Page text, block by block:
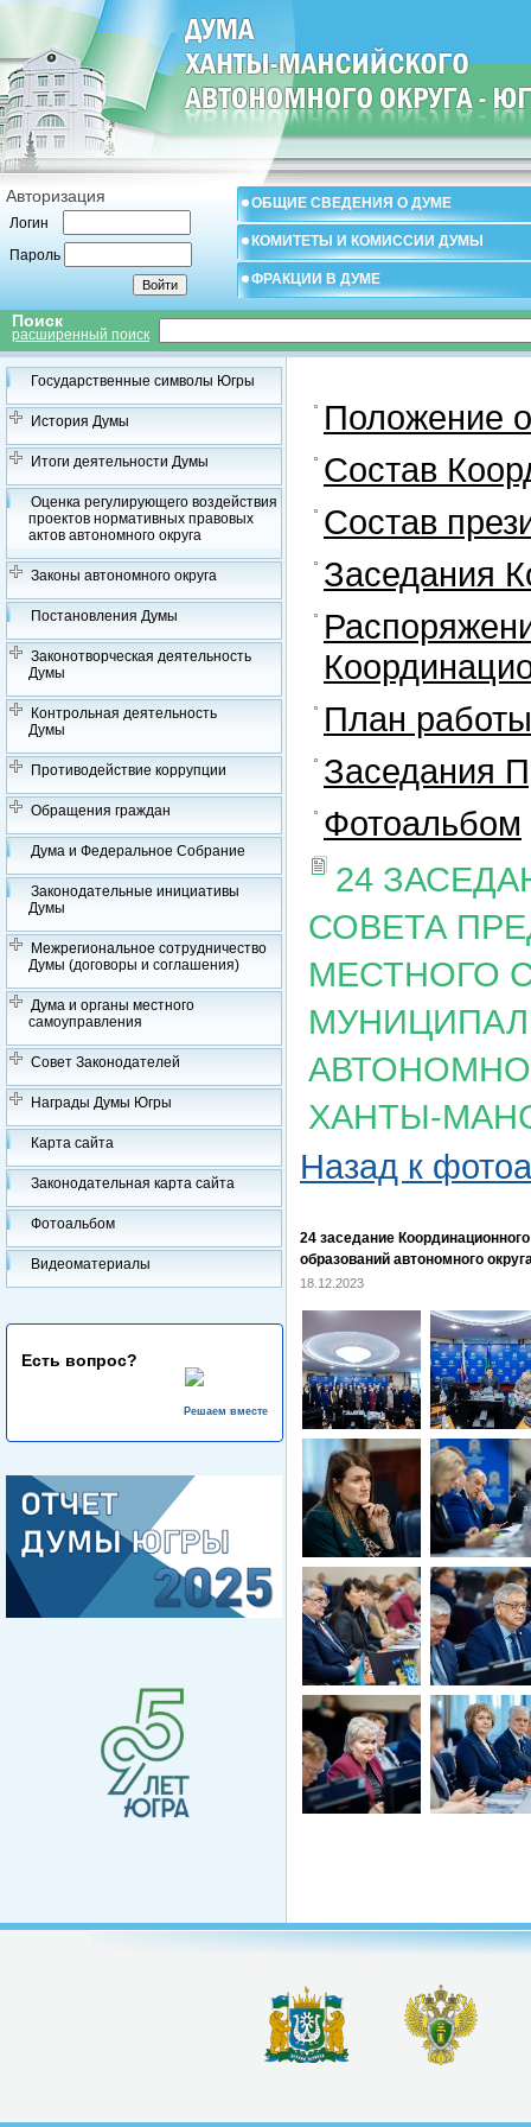
Авторизация
Логин
Пароль
ОБЩИЕ СВЕДЕНИЯ О ДУМЕ
КОМИТЕТЫ И КОМИССИИ ДУМЫ
ФРАКЦИИ В ДУМЕ
Поиск
расширенный поиск
Государственные символы Югры
История Думы
Итоги деятельности Думы
Оценка регулирующего воздействия
проектов нормативных правовых
актов автономного округа
Законы автономного округа
Постановления Думы
Законотворческая деятельность
Думы
Контрольная деятельность
Думы
Противодействие коррупции
Обращения граждан
Дума и Федеральное Собрание
Законодательные инициативы
Думы
Межрегиональное сотрудничество
Думы (договоры и соглашения)
Дума и органы местного
самоуправления
Совет Законодателей
Награды Думы Югры
Карта сайта
Законодательная карта сайта
Фотоальбом
Видеоматериалы
Есть вопрос?
Решаем вместе
Положение
Состав
Состав
Заседания
План
Заседания
Фотоальбом
24
СОВЕТА
МЕСТНОГО
ХАНТЫ-
Назад к
24 заседание
образований автономного
18.12.2023